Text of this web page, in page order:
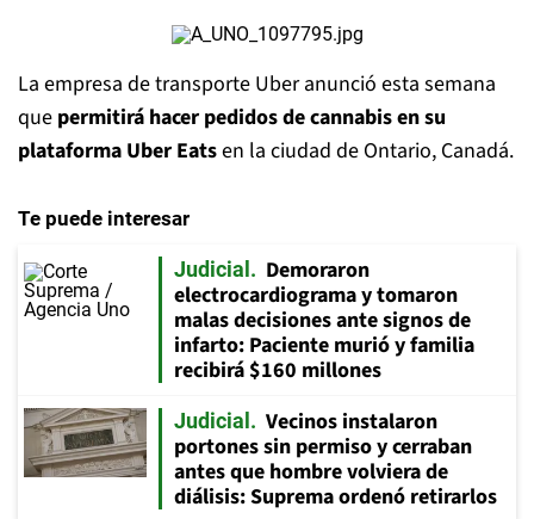
La empresa de transporte Uber anunció esta semana
que permitirá hacer pedidos de cannabis en su
plataforma Uber Eatsen la ciudad de Ontario, Canadá.
Te puede interesar
Judicial
Demoraron
electrocardiograma y tomaron
malas decisiones ante signos de
infarto: Paciente murió y familia
recibirá $160 millones
Judicial
Vecinos instalaron
portones sin permiso y cerraban
antes que hombre volviera de
diálisis: Suprema ordenó retirarlos